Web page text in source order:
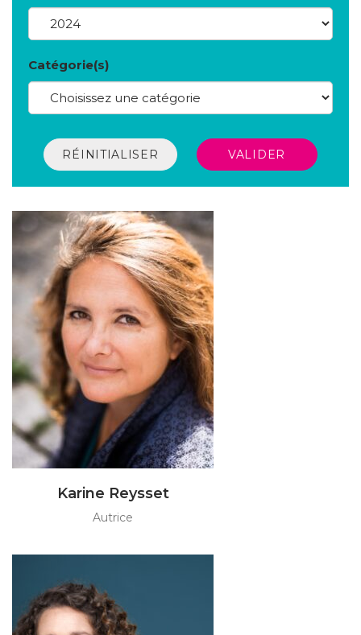
Catégorie(s)
RÉINITIALISER VALIDER
Karine Reysset
Autrice